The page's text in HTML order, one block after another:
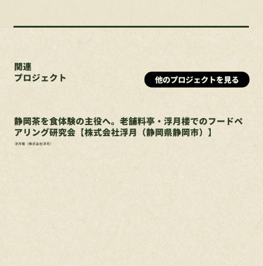
関連
プロジェクト
他のプロジェクトを見る
静岡茶を食体験の主役へ。老舗料亭・浮月楼でのフードペ
アリング研究会【株式会社浮月（静岡県静岡市）】
浮月楼（株式会社浮月）